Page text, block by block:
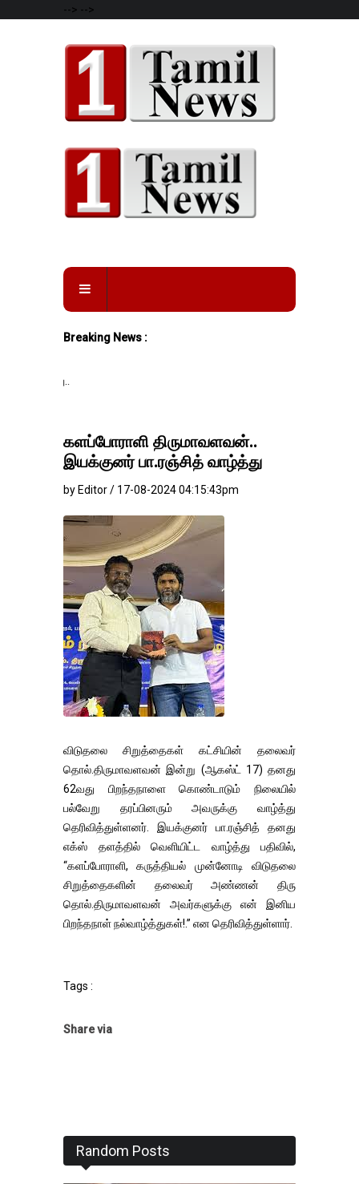
--> -->
Breaking News :
களப்போராளி திருமாவளவன்..
இயக்குனர் பா.ரஞ்சித் வாழ்த்து
by Editor / 17-08-2024 04:15:43pm
விடுதலை சிறுத்தைகள் கட்சியின் தலைவர்
தொல்.திருமாவளவன் இன்று (ஆகஸ்ட் 17) தனது
62வது பிறந்தநாளை கொண்டாடும் நிலையில்
பல்வேறு தரப்பினரும் அவருக்கு வாழ்த்து
தெரிவித்துள்ளனர். இயக்குனர் பா.ரஞ்சித் தனது
எக்ஸ் தளத்தில் வெளியிட்ட வாழ்த்து பதிவில்,
“களப்போராளி, கருத்தியல் முன்னோடி விடுதலை
சிறுத்தைகளின் தலைவர் அண்ணன் திரு
தொல்.திருமாவளவன் அவர்களுக்கு என் இனிய
பிறந்தநாள் நல்வாழ்த்துகள்!.” என தெரிவித்துள்ளார்.
Tags :
Share via
Random Posts